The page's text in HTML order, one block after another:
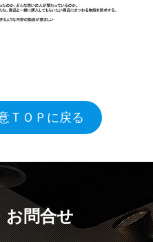
ＴＯＰに戻る
お問合せ